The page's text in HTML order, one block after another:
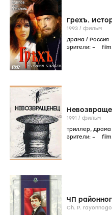
Грехъ.
1993 / фильм
драма / Россия
зрители: –
1991 / фильм
триллер, драма
зрители: –
ЧП